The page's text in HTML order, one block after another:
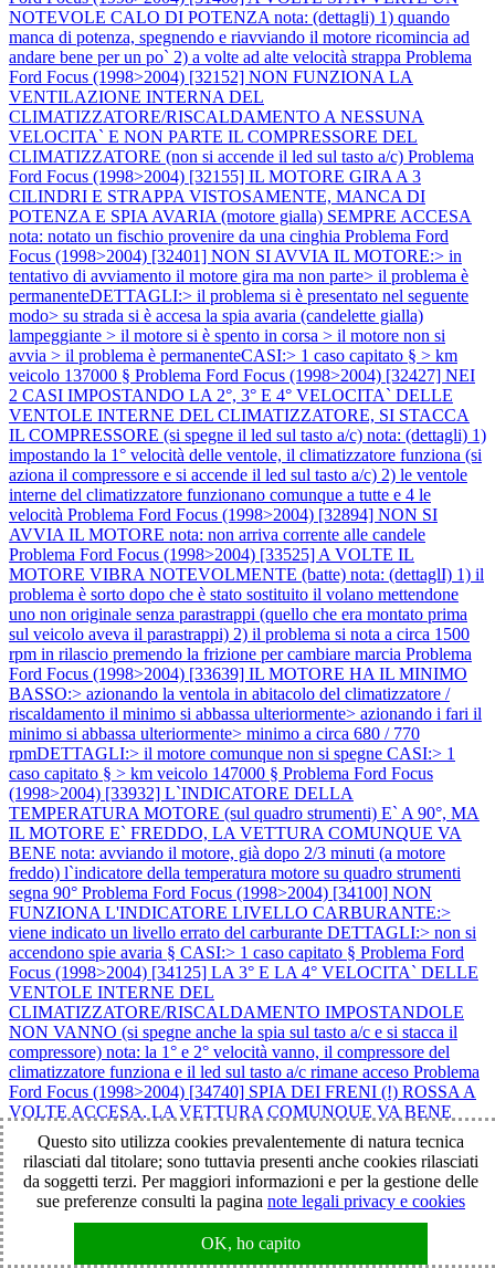
NOTEVOLE CALO DI POTENZA nota: (dettagli) 1) quando
manca di potenza, spegnendo e riavviando il motore ricomincia ad
andare bene per un po` 2) a volte ad alte velocità strappa Problema
Ford Focus (1998>2004) [32152] NON FUNZIONA LA
VENTILAZIONE INTERNA DEL
CLIMATIZZATORE/RISCALDAMENTO A NESSUNA
VELOCITA` E NON PARTE IL COMPRESSORE DEL
CLIMATIZZATORE (non si accende il led sul tasto a/c) Problema
Ford Focus (1998>2004) [32155] IL MOTORE GIRA A 3
CILINDRI E STRAPPA VISTOSAMENTE, MANCA DI
POTENZA E SPIA AVARIA (motore gialla) SEMPRE ACCESA
nota: notato un fischio provenire da una cinghia Problema Ford
Focus (1998>2004) [32401] NON SI AVVIA IL MOTORE:> in
tentativo di avviamento il motore gira ma non parte> il problema è
permanenteDETTAGLI:> il problema si è presentato nel seguente
modo> su strada si è accesa la spia avaria (candelette gialla)
lampeggiante > il motore si è spento in corsa > il motore non si
avvia > il problema è permanenteCASI:> 1 caso capitato § > km
veicolo 137000 § Problema Ford Focus (1998>2004) [32427] NEI
2 CASI IMPOSTANDO LA 2°, 3° E 4° VELOCITA` DELLE
VENTOLE INTERNE DEL CLIMATIZZATORE, SI STACCA
IL COMPRESSORE (si spegne il led sul tasto a/c) nota: (dettagli) 1)
impostando la 1° velocità delle ventole, il climatizzatore funziona (si
aziona il compressore e si accende il led sul tasto a/c) 2) le ventole
interne del climatizzatore funzionano comunque a tutte e 4 le
velocità Problema Ford Focus (1998>2004) [32894] NON SI
AVVIA IL MOTORE nota: non arriva corrente alle candele
Problema Ford Focus (1998>2004) [33525] A VOLTE IL
MOTORE VIBRA NOTEVOLMENTE (batte) nota: (dettaglI) 1) il
problema è sorto dopo che è stato sostituito il volano mettendone
uno non originale senza parastrappi (quello che era montato prima
sul veicolo aveva il parastrappi) 2) il problema si nota a circa 1500
rpm in rilascio premendo la frizione per cambiare marcia Problema
Ford Focus (1998>2004) [33639] IL MOTORE HA IL MINIMO
BASSO:> azionando la ventola in abitacolo del climatizzatore /
riscaldamento il minimo si abbassa ulteriormente> azionando i fari il
minimo si abbassa ulteriormente> minimo a circa 680 / 770
rpmDETTAGLI:> il motore comunque non si spegne CASI:> 1
caso capitato § > km veicolo 147000 § Problema Ford Focus
(1998>2004) [33932] L`INDICATORE DELLA
TEMPERATURA MOTORE (sul quadro strumenti) E` A 90°, MA
IL MOTORE E` FREDDO, LA VETTURA COMUNQUE VA
BENE nota: avviando il motore, già dopo 2/3 minuti (a motore
freddo) l`indicatore della temperatura motore su quadro strumenti
segna 90° Problema Ford Focus (1998>2004) [34100] NON
FUNZIONA L'INDICATORE LIVELLO CARBURANTE:>
viene indicato un livello errato del carburante DETTAGLI:> non si
accendono spie avaria § CASI:> 1 caso capitato § Problema Ford
Focus (1998>2004) [34125] LA 3° E LA 4° VELOCITA` DELLE
VENTOLE INTERNE DEL
CLIMATIZZATORE/RISCALDAMENTO IMPOSTANDOLE
NON VANNO (si spegne anche la spia sul tasto a/c e si stacca il
compressore) nota: la 1° e 2° velocità vanno, il compressore del
climatizzatore funziona e il led sul tasto a/c rimane acceso Problema
Ford Focus (1998>2004) [34740] SPIA DEI FRENI (!) ROSSA A
VOLTE ACCESA, LA VETTURA COMUNQUE VA BENE
nota: spegnendo e riavviando il motore la spia si spegne ma si
riaccende poco dopoProblema Ford Focus (1998>2004) [34844]
NON FUNZIONA PIU` IL CLIMATIZZATORE nota: (dettagli) 1)
azionando il climatizzatore non partono le ventole radiatore 2)
azionando il climatizzatore la corrente al compressore arriva
climatizzatore/riscaldamento in abitacolo funzionano regolarmente a
Questo sito utilizza cookies prevalentemente di natura tecnica
rilasciati dal titolare; sono tuttavia presenti anche cookies rilasciati
da soggetti terzi. Per maggiori informazioni e per la gestione delle
sue preferenze consulti la pagina note legali privacy e cookies
OK, ho capito